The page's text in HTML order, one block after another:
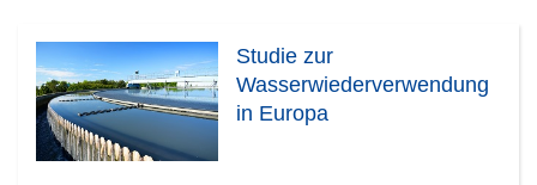
Studie zur
Wasserwiederverwendung
in Europa